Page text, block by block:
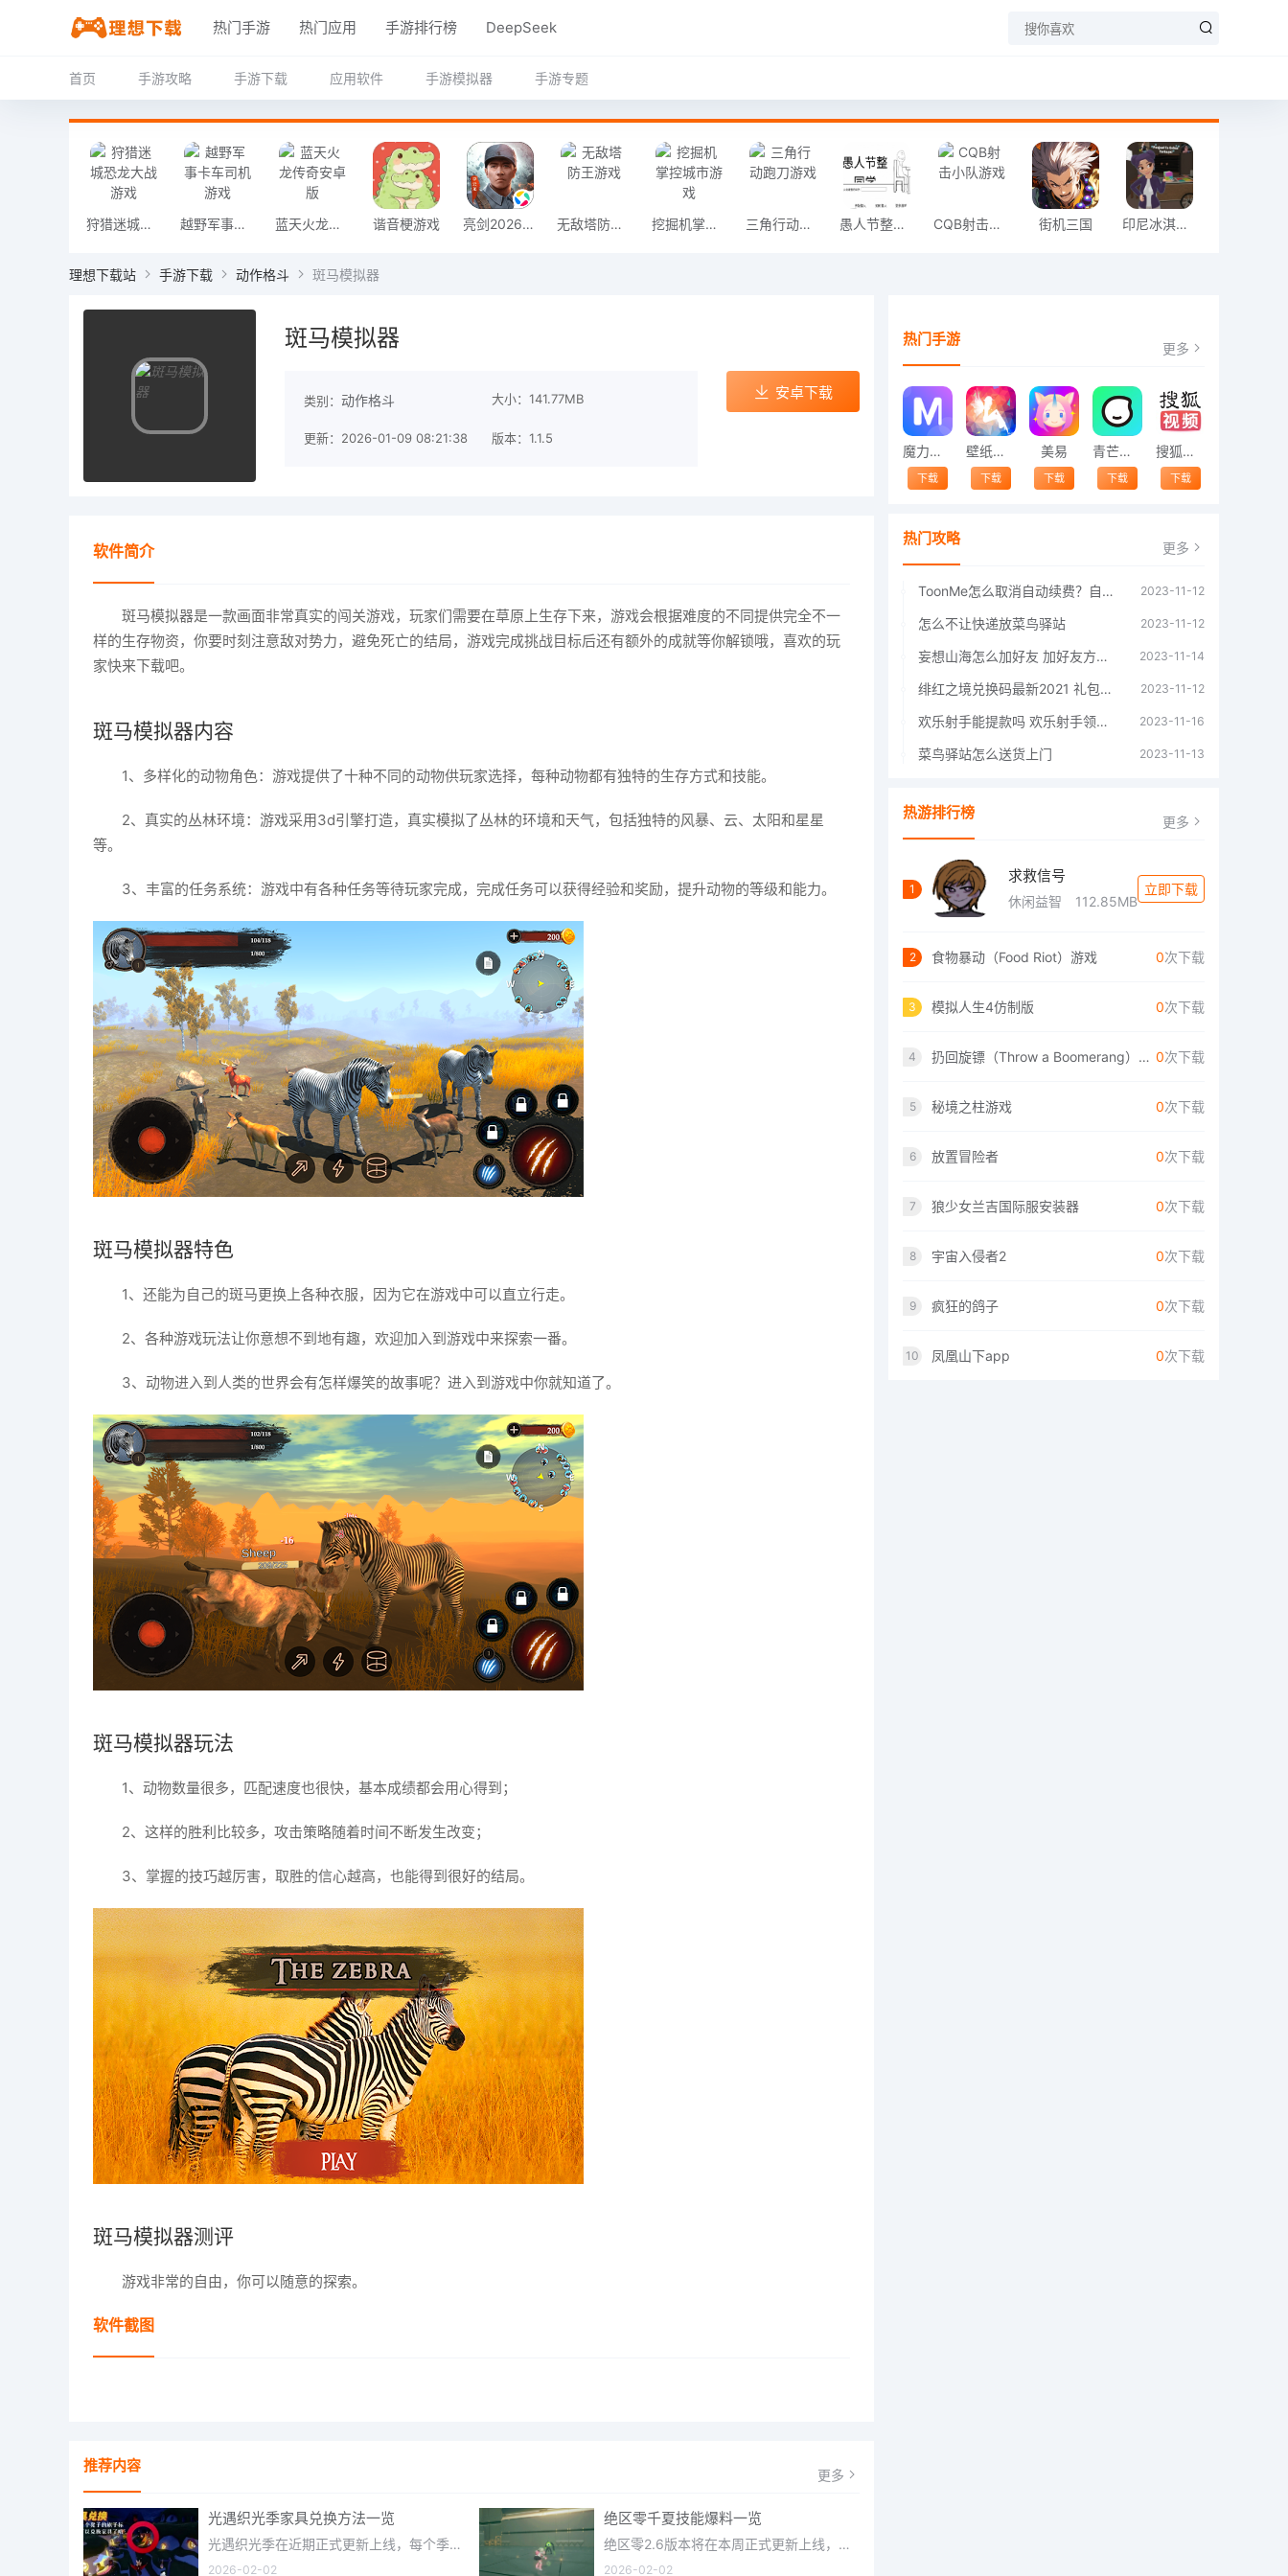
热门手游 热门应用 手游排行榜 DeepSeek
首页 手游攻略 手游下载 应用软件 手游模拟器 手游专题
狩猎迷城恐龙大战游戏 越野军事卡车司机游戏 蓝天火龙传奇安卓版 谐音梗游戏 亮剑2026官方版 无敌塔防王游戏 挖掘机掌控城市游戏 三角行动跑刀游戏 愚人节整同学 CQB射击小队游戏 街机三国 印尼冰淇淋店模拟器
理想下载站 手游下载 动作格斗 斑马模拟器
斑马模拟器
类别： 动作格斗 大小：141.77MB
更新：2026-01-09 08:21:38 版本：1.1.5
安卓下载
软件简介
斑马模拟器是一款画面非常真实的闯关游戏，玩家们需要在草原上生存下来，游戏会根据难度的不同提供完全不一
样的生存物资，你要时刻注意敌对势力，避免死亡的结局，游戏完成挑战目标后还有额外的成就等你解锁哦，喜欢的玩
家快来下载吧。
斑马模拟器内容
1、多样化的动物角色：游戏提供了十种不同的动物供玩家选择，每种动物都有独特的生存方式和技能。
2、真实的丛林环境：游戏采用3d引擎打造，真实模拟了丛林的环境和天气，包括独特的风暴、云、太阳和星星
等。
3、丰富的任务系统：游戏中有各种任务等待玩家完成，完成任务可以获得经验和奖励，提升动物的等级和能力。
斑马模拟器特色
1、还能为自己的斑马更换上各种衣服，因为它在游戏中可以直立行走。
2、各种游戏玩法让你意想不到地有趣，欢迎加入到游戏中来探索一番。
3、动物进入到人类的世界会有怎样爆笑的故事呢？进入到游戏中你就知道了。
斑马模拟器玩法
1、动物数量很多，匹配速度也很快，基本成绩都会用心得到；
2、这样的胜利比较多，攻击策略随着时间不断发生改变；
3、掌握的技巧越厉害，取胜的信心越高，也能得到很好的结局。
斑马模拟器测评
游戏非常的自由，你可以随意的探索。
软件截图
推荐内容 更多
光遇织光季家具兑换方法一览
光遇织光季在近期正式更新上线，每个季节都有着许多全新内容和资讯可以让你来体验，不少刚体验的小伙伴想要知道
2026-02-02
绝区零千夏技能爆料一览
绝区零2.6版本将在本周正式更新上线，上周的前瞻直播官方给玩家们带来关于最新版本的卡池信息和相关活动内容，
2026-02-02
热门手游 更多
魔力相册
下载
壁纸精灵
下载
美易
下载
青芒交友软件官方版2021 v1.3
下载
搜狐视频app免费送会员下载安装到手机 v8.8.5
下载
热门攻略 更多
ToonMe怎么取消自动续费？自动续费关闭方法 2023-11-12
怎么不让快递放菜鸟驿站 2023-11-12
妄想山海怎么加好友 加好友方法大全 2023-11-14
绯红之境兑换码最新2021 礼包兑换码大全 2023-11-12
欢乐射手能提款吗 欢乐射手领红包是真的吗 2023-11-16
菜鸟驿站怎么送货上门 2023-11-13
热游排行榜 更多
1
求救信号
休闲益智 112.85MB
立即下载
2 食物暴动（Food Riot）游戏 0次下载
3 模拟人生4仿制版 0次下载
4 扔回旋镖（Throw a Boomerang）手游 0次下载
5 秘境之柱游戏 0次下载
6 放置冒险者 0次下载
7 狼少女兰吉国际服安装器 0次下载
8 宇宙入侵者2 0次下载
9 疯狂的鸽子 0次下载
10 凤凰山下app 0次下载